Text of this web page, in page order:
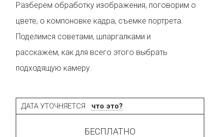
Разберем обработку изображения, поговорим о
цвете, о компоновке кадра, съемке портрета.
Поделимся советами, шпаргалками и
расскажем, как для всего этого выбрать
подходящую камеру.
ДАТА УТОЧНЯЕТСЯ что это?
БЕСПЛАТНО